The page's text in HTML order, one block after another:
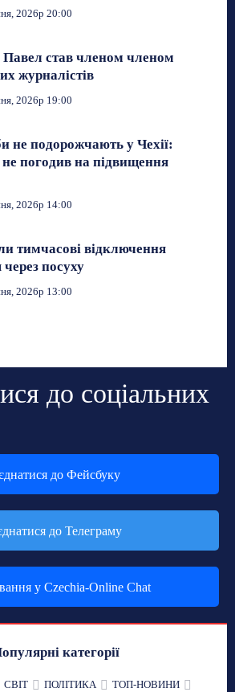
2026р 20:00
Павел став членом членом
журналістів
2026р 19:00
не подорожчають у Чехії:
погодив на підвищення
2026р 14:00
тимчасові відключення
посуху
2026р 13:00
до соціальних
до Фейсбуку
до Телеграму
у Czechia-Online Chat
категорії
СВІТ ПОЛІТИКА
ТОП-НОВИНИ